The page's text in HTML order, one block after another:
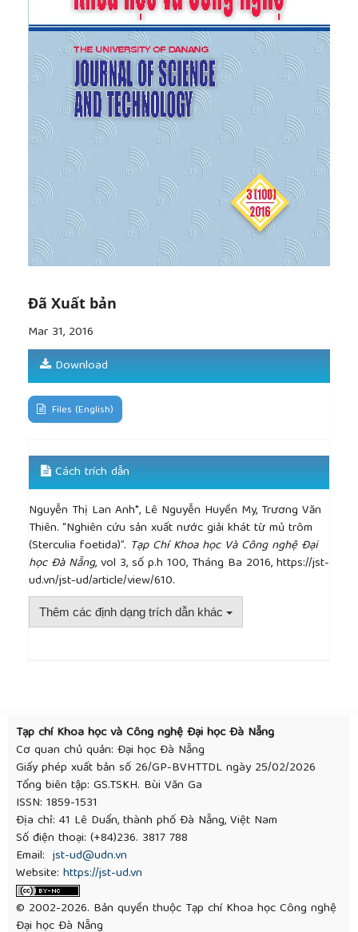
Đã Xuất bản
Mar 31, 2016
Download
Files (English)
Cách trích dẫn
Nguyễn Thị Lan Anh*, Lê Nguyễn Huyền My, Trương Văn
Thiên. “Nghiên cứu sản xuất nước giải khát từ mủ trôm
(Sterculia foetida)”. Tạp Chí Khoa học Và Công nghệ Đại
học Đà Nẵng, vol 3, số p.h 100, Tháng Ba 2016, https://jst-
ud.vn/jst-ud/article/view/610.
Thêm các định dạng trích dẫn khác
Tạp chí Khoa học và Công nghệ Đại học Đà Nẵng
Cơ quan chủ quản: Đại học Đà Nẵng
Giấy phép xuất bản số 26/GP-BVHTTDL ngày 25/02/2026
Tổng biên tập: GS.TSKH. Bùi Văn Ga
ISSN: 1859-1531
Địa chỉ: 41 Lê Duẩn, thành phố Đà Nẵng, Việt Nam
Số điện thoại: (+84)236. 3817 788
Email:jst-ud@udn.vn
Website: https://jst-ud.vn
© 2002-2026. Bản quyền thuộc Tạp chí Khoa học Công nghệ
Đại học Đà Nẵng